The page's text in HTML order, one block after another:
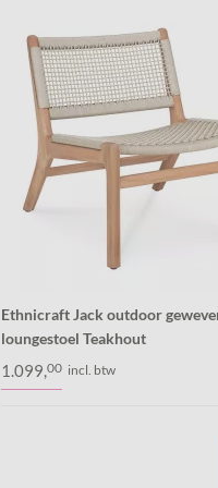
Ethnicraft Jack outdoor
loungestoel Teakhout
De Jack collectie bestaat uit
wonderschone massief
1.099,00 incl. btw